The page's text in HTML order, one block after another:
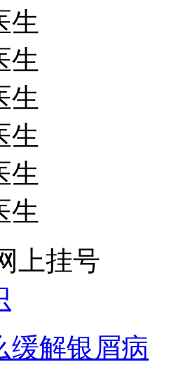
生
生
生
生
生
生
上挂号
缓解银屑病